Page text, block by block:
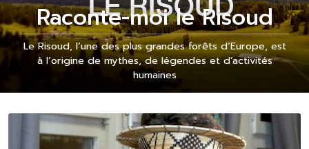
Raconte-moi le Risoud
Le Risoud, l’une des plus grandes forêts d’Europe, est
à l’origine de mythes, de légendes et d’activités
humaines